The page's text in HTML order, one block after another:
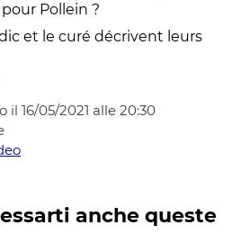
Pollein ?
et le curé décrivent leurs
16/05/2021 alle 20:30
anche queste